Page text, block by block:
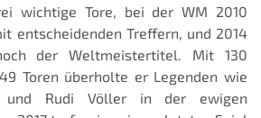
wichtige Tore, bei der WM 2010
entscheidenden Treffern, und 2014
der Weltmeistertitel. Mit 130
Toren überholte er Legenden wie
und Rudi Völler in der ewigen